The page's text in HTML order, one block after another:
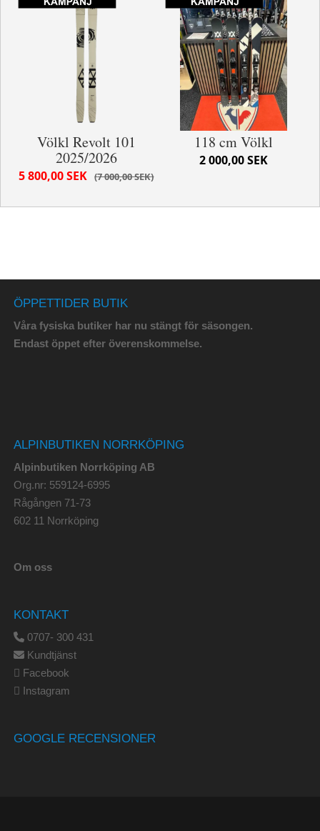
Völkl Revolt 101
2025/2026
7 000,00 SEK
5 800,00 SEK
118 cm Völkl
2 000,00 SEK
ÖPPETTIDER BUTIK
Våra fysiska butiker har nu stängt för säsongen.
Endast öppet efter överenskommelse.
ALPINBUTIKEN NORRKÖPING
Alpinbutiken Norrköping AB
Org.nr: 559124-6995
Rågången 71-73
602 11 Norrköping
Om oss
KONTAKT
0707- 300 431
Kundtjänst
Facebook
Instagram
GOOGLE RECENSIONER